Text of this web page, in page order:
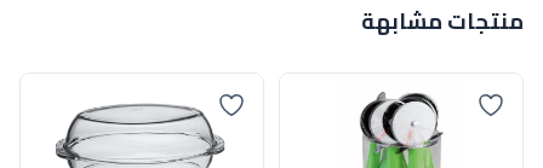
منتجات مشابهة